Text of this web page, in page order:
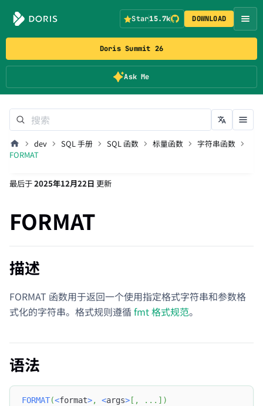
Doris Summit 26
Ask Me
Star15.7k DOWNLOAD
dev SQL 手册 SQL 函数 标量函数
字符串函数
FORMAT
最后于2025年12月22日 更新
FORMAT
描述
FORMAT 函数用于返回一个使用指定格式字符串和参数格
式化的字符串。格式规则遵循fmt 格式规范。
语法
FORMAT(<format>, <args> [ , . . . ] )